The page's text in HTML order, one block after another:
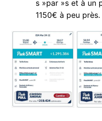
s »par »s et à un
1150€ à peu près.